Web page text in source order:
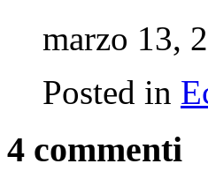
marzo 13,
Posted in
4 commenti